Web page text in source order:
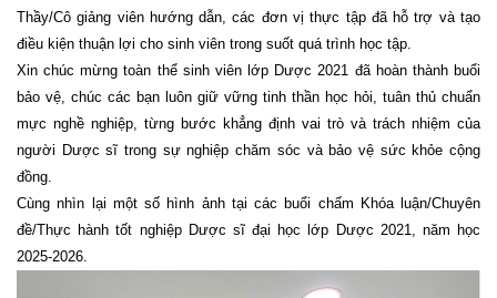
Thầy/Cô giảng viên hướng dẫn, các đơn vị thực tập đã hỗ trợ và tạo
điều kiện thuận lợi cho sinh viên trong suốt quá trình học tập.
Xin chúc mừng toàn thể sinh viên lớp Dược 2021 đã hoàn thành buổi
bảo vệ, chúc các bạn luôn giữ vững tinh thần học hỏi, tuân thủ chuẩn
mực nghề nghiệp, từng bước khẳng định vai trò và trách nhiệm của
người Dược sĩ trong sự nghiệp chăm sóc và bảo vệ sức khỏe cộng
đồng.
Cùng nhìn lại một số hình ảnh tại các buổi chấm Khóa luận/Chuyên
đề/Thực hành tốt nghiệp Dược sĩ đại học lớp Dược 2021, năm học
2025-2026.